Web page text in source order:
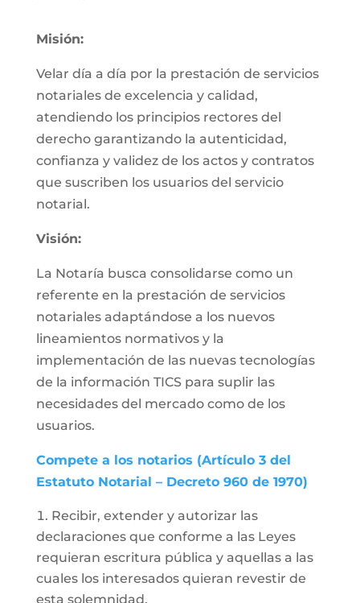
Misión:
Velar día a día por la prestación de servicios
notariales de excelencia y calidad,
atendiendo los principios rectores del
derecho garantizando la autenticidad,
confianza y validez de los actos y contratos
que suscriben los usuarios del servicio
notarial.
Visión:
La Notaría busca consolidarse como un
referente en la prestación de servicios
notariales adaptándose a los nuevos
lineamientos normativos y la
implementación de las nuevas tecnologías
de la información TICS para suplir las
necesidades del mercado como de los
usuarios.
Compete a los notarios (Artículo 3 del
Estatuto Notarial – Decreto 960 de 1970)
Recibir, extender y autorizar las
declaraciones que conforme a las Leyes
requieran escritura pública y aquellas a las
cuales los interesados quieran revestir de
esta solemnidad.